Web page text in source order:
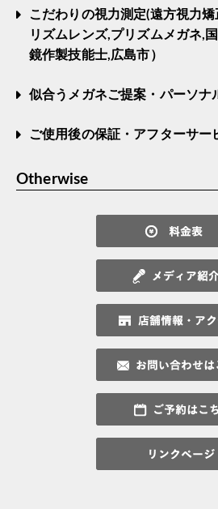
こだわりの視力測定(遠方視力
リズムレンズ,プリズムメガネ,
鏡作製技能士,広島市）
似合うメガネご提案・パーソナ
ご使用後の保証・アフターサー
Otherwise